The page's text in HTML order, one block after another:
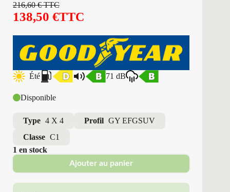
216,60€TTC
138,50 €TTC
Été 71 dB
Disponible
Type 4 X 4 Profil GY EFGSUV
Classe C1
1 en stock
Ajouter au panier